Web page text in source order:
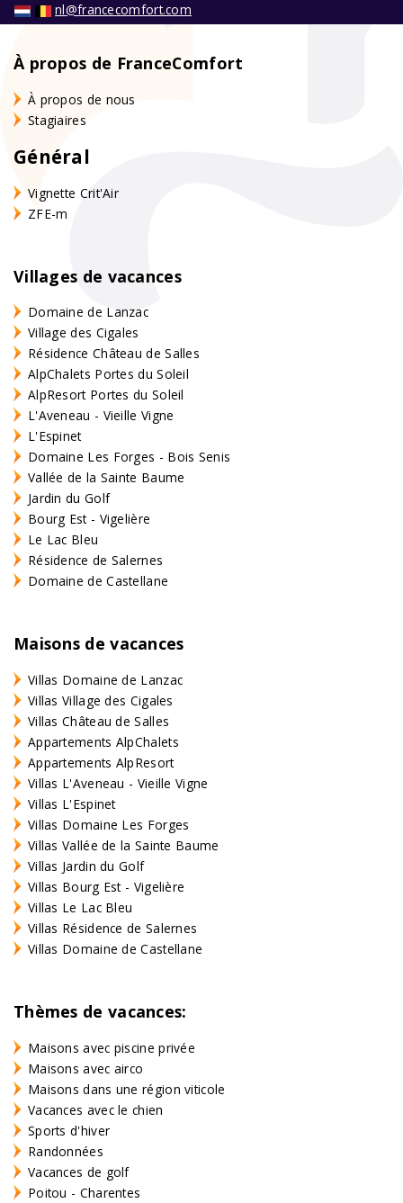
nl@francecomfort.com
À propos de FranceComfort
À propos de nous
Stagiaires
Général
Vignette Crit'Air
ZFE-m
Villages de vacances
Domaine de Lanzac
Village des Cigales
Résidence Château de Salles
AlpChalets Portes du Soleil
AlpResort Portes du Soleil
L'Aveneau - Vieille Vigne
L'Espinet
Domaine Les Forges - Bois Senis
Vallée de la Sainte Baume
Jardin du Golf
Bourg Est - Vigelière
Le Lac Bleu
Résidence de Salernes
Domaine de Castellane
Maisons de vacances
Villas Domaine de Lanzac
Villas Village des Cigales
Villas Château de Salles
Appartements AlpChalets
Appartements AlpResort
Villas L'Aveneau - Vieille Vigne
Villas L'Espinet
Villas Domaine Les Forges
Villas Vallée de la Sainte Baume
Villas Jardin du Golf
Villas Bourg Est - Vigelière
Villas Le Lac Bleu
Villas Résidence de Salernes
Villas Domaine de Castellane
Thèmes de vacances:
Maisons avec piscine privée
Maisons avec airco
Maisons dans une région viticole
Vacances avec le chien
Sports d'hiver
Randonnées
Vacances de golf
Poitou - Charentes